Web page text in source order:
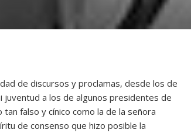
de discursos y proclamas, desde los de
juventud a los de algunos presidentes de
falso y cínico como la de la señora
de consenso que hizo posible la